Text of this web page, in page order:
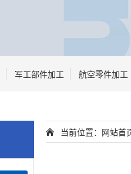
军工部件加工 航空零件加工
当前位置： 网站首